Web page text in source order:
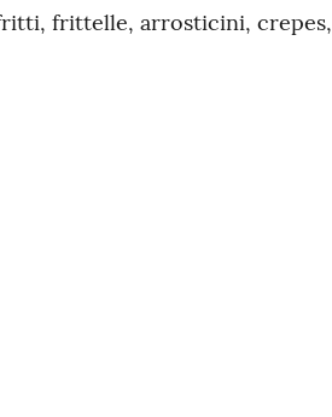
frittelle, arrosticini, crepes,